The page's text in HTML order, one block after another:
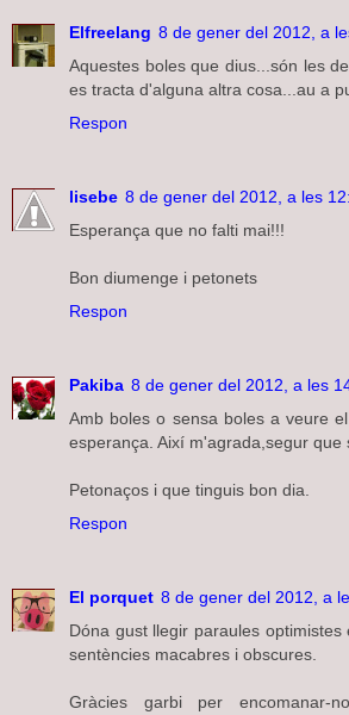
Elfreelang 8 de gener del 2012, a
Aquestes boles que dius...són les
es tracta d'alguna altra cosa...au a
Respon
lisebe 8 de gener del 2012, a les
Esperança que no falti mai!!!
Bon diumenge i petonets
Respon
Pakiba 8 de gener del 2012, a les
Amb boles o sensa boles a veure
esperança. Així m'agrada,segur que
Petonaços i que tinguis bon dia.
Respon
El porquet 8 de gener del 2012, a
Dóna gust llegir paraules
sentències macabres i obscures.
Gràcies garbi per encomanar-